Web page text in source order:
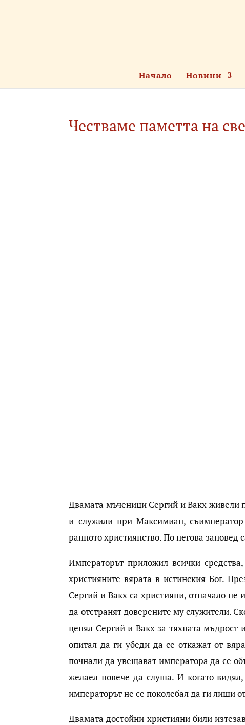
Начало Новини
Честваме паметта на
Двамата мъченици Сергий и Вакх живели
и служили при Максимиан,
ранното християнство. По негова заповед
Императорът приложил всички
християните вярата в истинския Бог.
Сергий и Вакх са християни, отначало не
да отстранят доверените му служители.
ценял Сергий и Вакх за тяхната мъдрост
опитал да ги убеди да се откажат от
почнали да увещават императора да се
желаел повече да слуша. И когато
императорът не се поколебал да ги лиши
Двамата достойни християни били